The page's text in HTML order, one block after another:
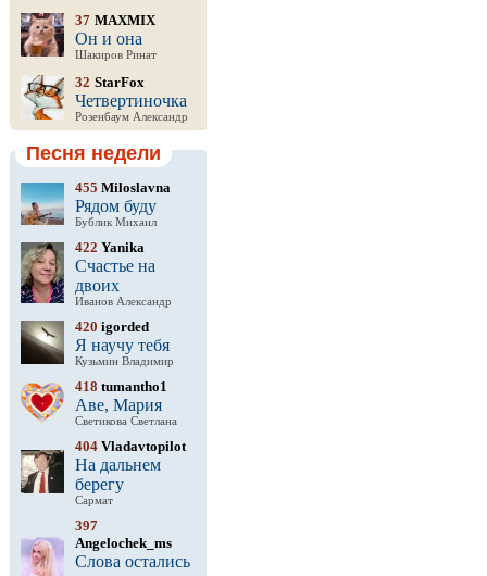
37 MAXMIX
Он и она
Шакиров Ринат
32 StarFox
Четвертиночка
Розенбаум Александр
Песня недели
455 Miloslavna
Рядом буду
Бублик Михаил
422 Yanika
Счастье на
двоих
Иванов Александр
420 igorded
Я научу тебя
Кузьмин Владимир
418 tumantho1
Аве, Мария
Светикова Светлана
404Vladavtopilot
На дальнем
берегу
Сармат
397
Angelochek_ms
Слова остались